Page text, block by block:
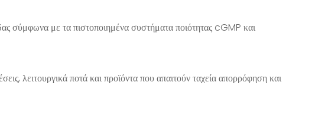
σύμφωνα με τα πιστοποιημένα συστήματα ποιότητας cGMP και
λειτουργικά ποτά και προϊόντα που απαιτούν ταχεία απορρόφηση και